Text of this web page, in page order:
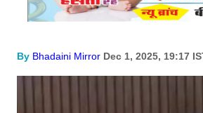
By Bhadaini Mirror Dec 1, 2025, 19:17